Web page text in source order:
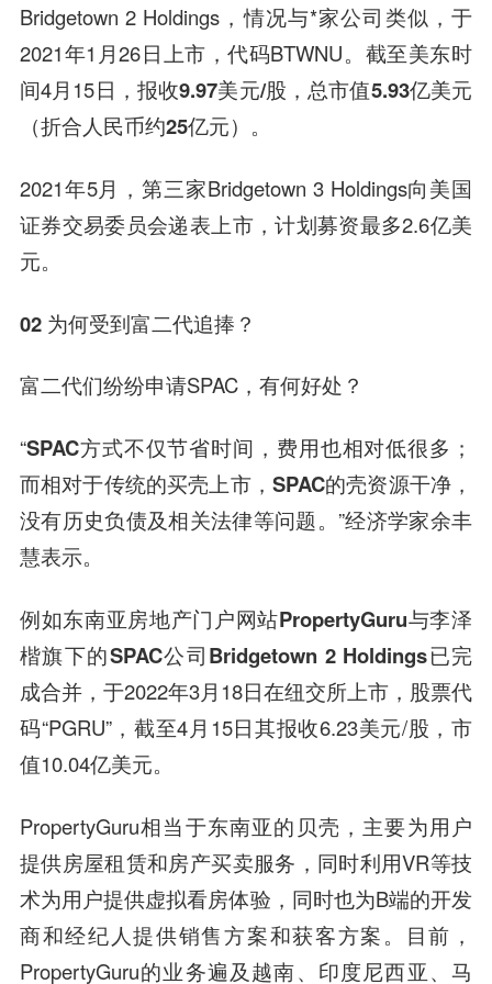
Bridgetown 2 Holdings，情况与*家公司类似，于
2021年1月26日上市，代码BTWNU。截至美东时
间4月15日， 报收9.97美元/股，总市值5.93亿美元
（折合人民币约25亿元）。
2021年5月，第三家Bridgetown 3 Holdings向美国
证券交易委员会递表上市，计划募资最多2.6亿美
元。
02 为何受到富二代追捧？
富二代们纷纷申请SPAC，有何好处？
“SPAC方式不仅节省时间，费用也相对低很多；
而相对于传统的买壳上市，SPAC的壳资源干净，
没有历史负债及相关法律等问题。 ”经济学家余丰
慧表示。
例如东南亚房地产门户网站PropertyGuru与李泽
楷旗下的SPAC公司Bridgetown 2 Holdings已完
成合并，于2022年3月18日在纽交所上市，股票代
码“PGRU”，截至4月15日其报收6.23美元/股，市
值10.04亿美元。
PropertyGuru相当于东南亚的贝壳，主要为用户
提供房屋租赁和房产买卖服务，同时利用VR等技
术为用户提供虚拟看房体验，同时也为B端的开发
商和经纪人提供销售方案和获客方案。目前，
PropertyGuru的业务遍及越南、印度尼西亚、马